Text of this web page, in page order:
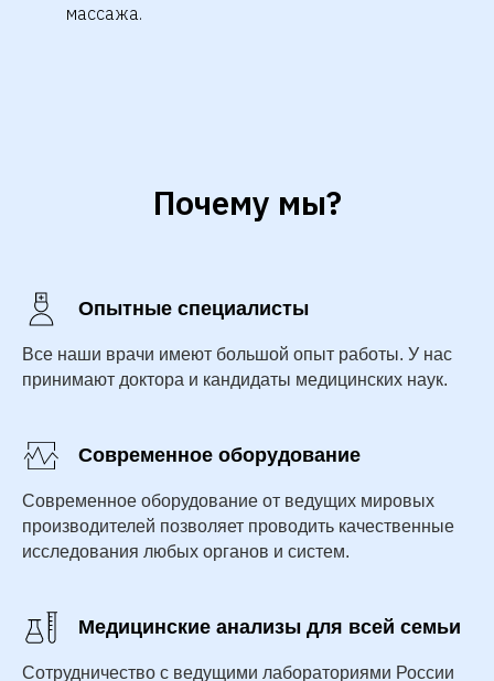
массажа.
Почему мы?
Опытные специалисты
Все наши врачи имеют большой опыт работы. У нас
принимают доктора и кандидаты медицинских наук.
Современное оборудование
Современное оборудование от ведущих мировых
производителей позволяет проводить качественные
исследования любых органов и систем.
Медицинские анализы для всей семьи
Сотрудничество с ведущими лабораториями России